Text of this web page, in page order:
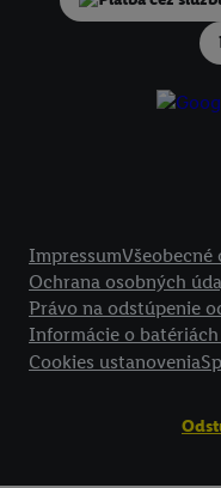
ImpressumVšeobecné
Ochrana osobných
Právo na odstúpenie
Informácie o
Cookies ustanovenia
podmienkach
technológií. Kliknutím na "
vyššie uvedené účely.